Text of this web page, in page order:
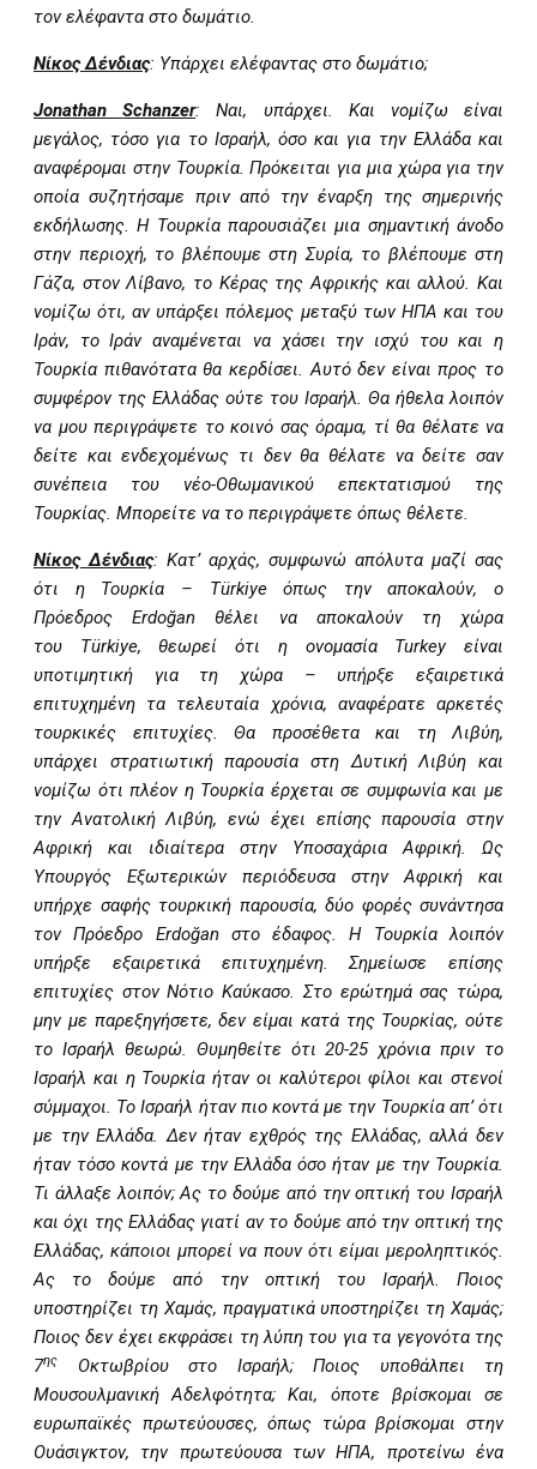
τον ελέφαντα στο δωμάτιο.
Νίκος Δένδιας: Υπάρχει ελέφαντας στο δωμάτιο;
Jonathan Schanzer: Ναι, υπάρχει. Και νομίζω είναι
μεγάλος, τόσο για το Ισραήλ, όσο και για την Ελλάδα και
αναφέρομαι στην Τουρκία. Πρόκειται για μια χώρα για την
οποία συζητήσαμε πριν από την έναρξη της σημερινής
εκδήλωσης. Η Τουρκία παρουσιάζει μια σημαντική άνοδο
στην περιοχή, το βλέπουμε στη Συρία, το βλέπουμε στη
Γάζα, στον Λίβανο, το Κέρας της Αφρικής και αλλού. Και
νομίζω ότι, αν υπάρξει πόλεμος μεταξύ των ΗΠΑ και του
Ιράν, το Ιράν αναμένεται να χάσει την ισχύ του και η
Τουρκία πιθανότατα θα κερδίσει. Αυτό δεν είναι προς το
συμφέρον της Ελλάδας ούτε του Ισραήλ. Θα ήθελα λοιπόν
να μου περιγράψετε το κοινό σας όραμα, τί θα θέλατε να
δείτε και ενδεχομένως τι δεν θα θέλατε να δείτε σαν
συνέπεια του νέο-Οθωμανικού επεκτατισμού της
Τουρκίας. Μπορείτε να το περιγράψετε όπως θέλετε.
Νίκος Δένδιας: Κατ’ αρχάς, συμφωνώ απόλυτα μαζί σας
ότι η Τουρκία – Türkiyeόπως την αποκαλούν, ο
ΠρόεδροςErdoğan θέλει να αποκαλούν τη χώρα
του Türkiye, θεωρεί ότι η ονομασία Turkeyείναι
υποτιμητική για τη χώρα – υπήρξε εξαιρετικά
επιτυχημένη τα τελευταία χρόνια, αναφέρατε αρκετές
τουρκικές επιτυχίες. Θα προσέθετα και τη Λιβύη,
υπάρχει στρατιωτική παρουσία στη Δυτική Λιβύη και
νομίζω ότι πλέον η Τουρκία έρχεται σε συμφωνία και με
την Ανατολική Λιβύη, ενώ έχει επίσης παρουσία στην
Αφρική και ιδιαίτερα στην Υποσαχάρια Αφρική. Ως
Υπουργός Εξωτερικών περιόδευσα στην Αφρική και
υπήρχε σαφής τουρκική παρουσία, δύο φορές συνάντησα
τον Πρόεδρο Erdoğanστο έδαφος. Η Τουρκία λοιπόν
υπήρξε εξαιρετικά επιτυχημένη. Σημείωσε επίσης
επιτυχίες στον Νότιο Καύκασο. Στο ερώτημά σας τώρα,
μην με παρεξηγήσετε, δεν είμαι κατά της Τουρκίας, ούτε
το Ισραήλ θεωρώ. Θυμηθείτε ότι 20-25 χρόνια πριν το
Ισραήλ και η Τουρκία ήταν οι καλύτεροι φίλοι και στενοί
σύμμαχοι. Το Ισραήλ ήταν πιο κοντά με την Τουρκία απ’ ότι
με την Ελλάδα. Δεν ήταν εχθρός της Ελλάδας, αλλά δεν
ήταν τόσο κοντά με την Ελλάδα όσο ήταν με την Τουρκία.
Τι άλλαξε λοιπόν; Ας το δούμε από την οπτική του Ισραήλ
και όχι της Ελλάδας γιατί αν το δούμε από την οπτική της
Ελλάδας, κάποιοι μπορεί να πουν ότι είμαι μεροληπτικός.
Ας το δούμε από την οπτική του Ισραήλ. Ποιος
υποστηρίζει τη Χαμάς, πραγματικά υποστηρίζει τη Χαμάς;
Ποιος δεν έχει εκφράσει τη λύπη του για τα γεγονότα της
7ης
Οκτωβρίου στο Ισραήλ; Ποιος υποθάλπει τη
Μουσουλμανική Αδελφότητα; Και, όποτε βρίσκομαι σε
ευρωπαϊκές πρωτεύουσες, όπως τώρα βρίσκομαι στην
Ουάσιγκτον, την πρωτεύουσα των ΗΠΑ, προτείνω ένα